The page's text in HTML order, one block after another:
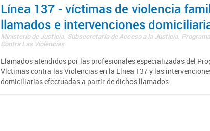
Línea 137 - víctimas de violencia
llamados e intervenciones
Ministerio de Justicia. Subsecretaría de Acceso a la Justicia.
Contra Las Violencias
Llamados atendidos por las profesionales especializadas del
Víctimas contra las Violencias en la Línea 137 y las
domiciliarias efectuadas a partir de dichos llamados.